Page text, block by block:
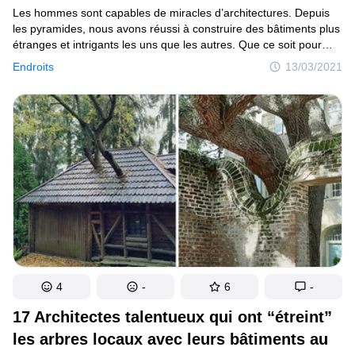
Endroits 13/03/2021
Les hommes sont capables de miracles d’architectures. Depuis
les pyramides, nous avons réussi à construire des bâtiments plus
étranges et intrigants les uns que les autres. Que ce soit pour
des hôtels, des attractions ou des projets écologiques, chacun
des bâtiments présentés dans cet article est hors normes.
17 Architectes talentueux qui ont “étreint”
les arbres locaux avec leurs bâtiments au
4 - 6 -